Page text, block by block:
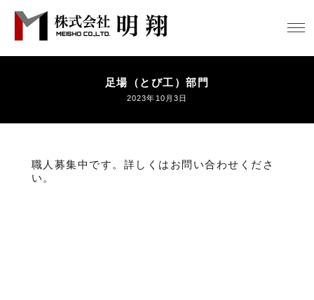
足場（とび工）部門
2023年10月3日
職人募集中です。詳しくはお問い合わせくださ
い。